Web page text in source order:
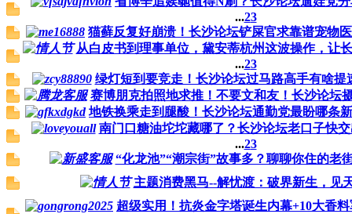
...23
猫藓反复好崩溃！长沙论坛铲屎官求靠谱宠物
从白皮书到理事单位，黛安蒂杭州这波操作，让
...23
绿灯短到要竞走！长沙论坛过马路高手有啥提
赛博朋克拍照地求推！不要文和友！长沙论坛
地铁换乘走到腿酸！长沙论坛通勤党最盼哪条
南门口糖油坨坨藏哪了？长沙论坛老口子快
...23
“化龙池”“潮宗街”故事多？聊聊你住的老
主题消费黑马--解忧渡：破界新生，见
超级实用！抗炎金字塔诞生内幕+10大香